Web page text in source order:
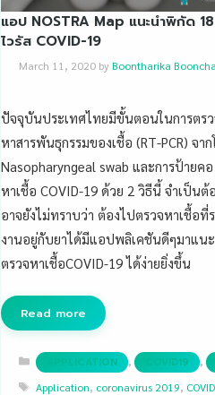
แอป NOSTRA Map แนะนำพิกัด
ไวรัส COVID-19
March 11, 2020 by Boontharika
ปัจจุบันประเทศไทยมีขั้นตอนในการตรว
หาสารพันธุกรรมของเชื้อ (RT-PCR) จา
Nasopharyngeal swab และการป้ายค
หาเชื้อ COVID-19 ด้วย 2 วิธีนี้ จำเป็น
อาจยังไม่ทราบว่า ต้องไปตรวจหาเชื้อ
งานอยู่กับยาได้มีแอปพลิเคชันดีๆมาแนะ
ตรวจหาเชื้อCOVID-19 ได้ง่ายยิ่งขึ้น
Read more
Categories
APPLICATION , COVID19 ,
Tags
Application, coronavirus 2019,